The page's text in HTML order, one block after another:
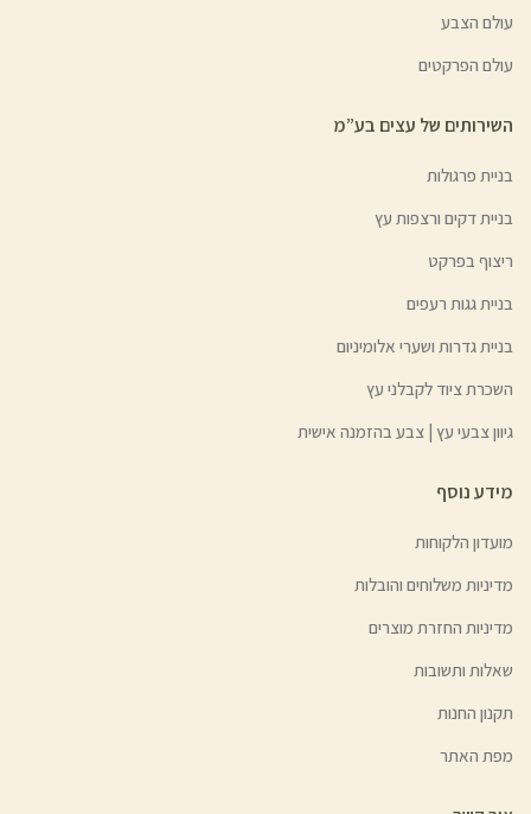
עולם הצבע
עולם הפרקטים
השירותים של עצים בע”מ
בניית פרגולות
בניית דקים ורצפות עץ
ריצוף בפרקט
בניית גגות רעפים
בניית גדרות ושערי אלומיניום
השכרת ציוד לקבלני עץ
גיוון צבעי עץ | צבע בהזמנה אישית
מידע נוסף
מועדון הלקוחות
מדיניות משלוחים והובלות
מדיניות החזרת מוצרים
שאלות ותשובות
תקנון החנות
מפת האתר